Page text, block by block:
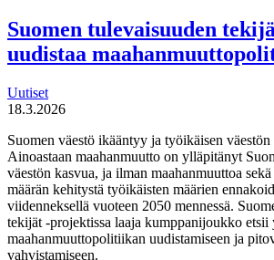
liikuntaneuvontapalvelun
kirjaamisen,
lähettämisen
käytännöistä
Suomen tulevaisuuden
uudistaa
Uutiset
18.3.2026
Suomen väestö ikääntyy ja työikäisen väestön
Ainoastaan maahanmuutto on ylläpitänyt
väestön kasvua, ja ilman maahanmuuttoa
määrän kehitystä työikäisten määrien
viidenneksellä vuoteen 2050 mennessä.
tekijät -projektissa laaja kumppanijoukko etsii
maahanmuuttopolitiikan uudistamiseen ja
vahvistamiseen.